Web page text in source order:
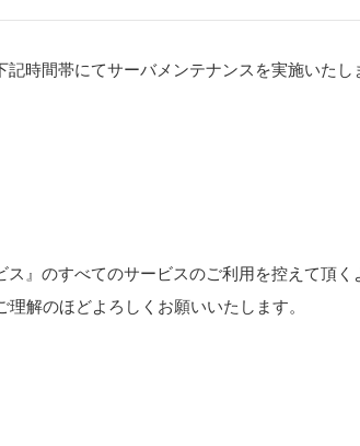
時間帯にてサーバメンテナンスを実施いたし
』のすべてのサービスのご利用を控えて頂く
解のほどよろしくお願いいたします。